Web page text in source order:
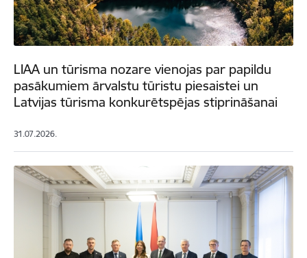
LIAA un tūrisma nozare vienojas par papildu
pasākumiem ārvalstu tūristu piesaistei un
Latvijas tūrisma konkurētspējas stiprināšanai
31.07.2026.